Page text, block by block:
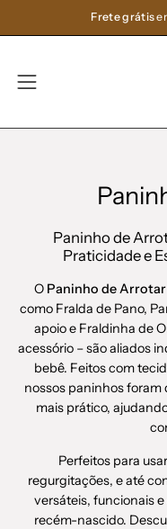
para
conteúdo
Frete grátis
Abra
Paninho de
Praticidade e
O Paninho de
como Fralda de Pano,
apoio e Fraldinha de
acessório – são aliados
bebê. Feitos com
nossos paninhos foram
mais prático,
Perfeitos para
regurgitações, e até
versáteis, funcionais
recém-nascido.